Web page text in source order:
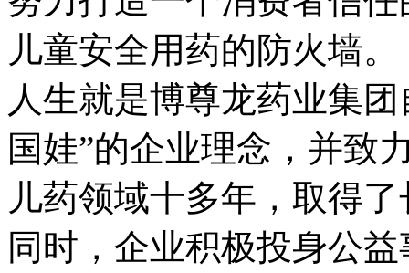
儿童安全用药的防火墙。
人生就是博尊龙药业集团
国娃”的企业理念，并致
儿药领域十多年，取
同时，企业积极投身公益